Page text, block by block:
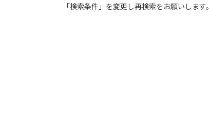
「検索条件」を変更し再検索をお願いします。